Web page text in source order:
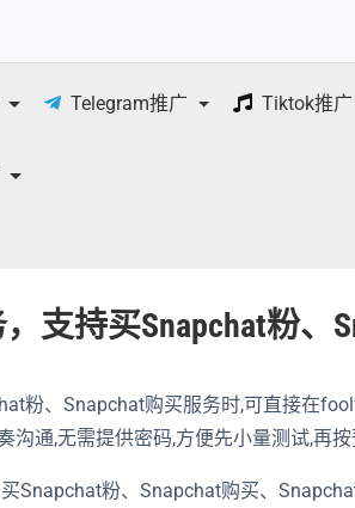
中文
Telegram推广 Tiktok推广
支持买Snapchat粉、
粉、Snapchat购买服务时,可直接在
沟通,无需提供密码,方便先小量测试,再
Snapchat粉、Snapchat购买、